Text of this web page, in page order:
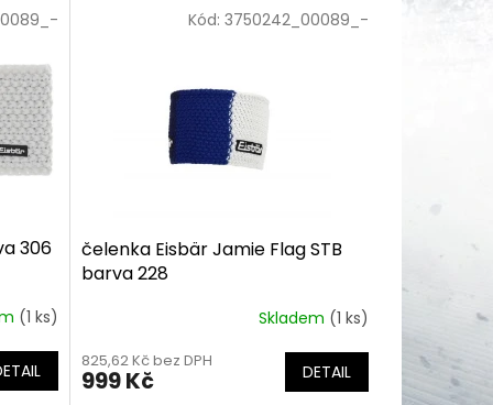
306
(1 ks)
čelenka Eisbär Jamie Flag STB
barva 228
Skladem (1 ks)
825,62 Kč bez DPH
999 Kč DETAIL
Kód: 3750242_00089_-